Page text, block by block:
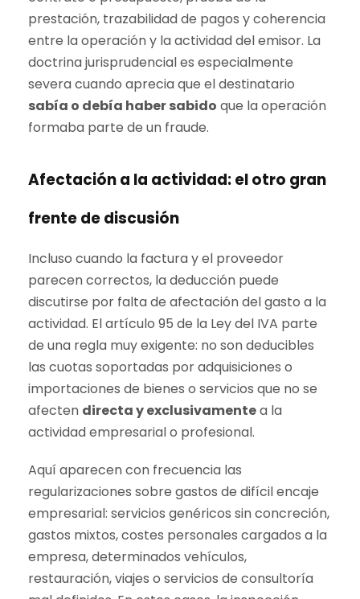
prestación, trazabilidad de pagos y coherencia
entre la operación y la actividad del emisor. La
doctrina jurisprudencial es especialmente
severa cuando aprecia que el destinatario
sabía o debía haber sabido que la operación
formaba parte de un fraude.
Afectación a la actividad: el otro gran
frente de discusión
Incluso cuando la factura y el proveedor
parecen correctos, la deducción puede
discutirse por falta de afectación del gasto a la
actividad. El artículo 95 de la Ley del IVA parte
de una regla muy exigente: no son deducibles
las cuotas soportadas por adquisiciones o
importaciones de bienes o servicios que no se
afecten directa y exclusivamentea la
actividad empresarial o profesional.
Aquí aparecen con frecuencia las
regularizaciones sobre gastos de difícil encaje
empresarial: servicios genéricos sin concreción,
gastos mixtos, costes personales cargados a la
empresa, determinados vehículos,
restauración, viajes o servicios de consultoría